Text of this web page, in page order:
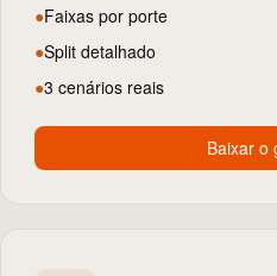
●Faixas por porte
●Split detalhado
●3 cenários reais
Baixar o